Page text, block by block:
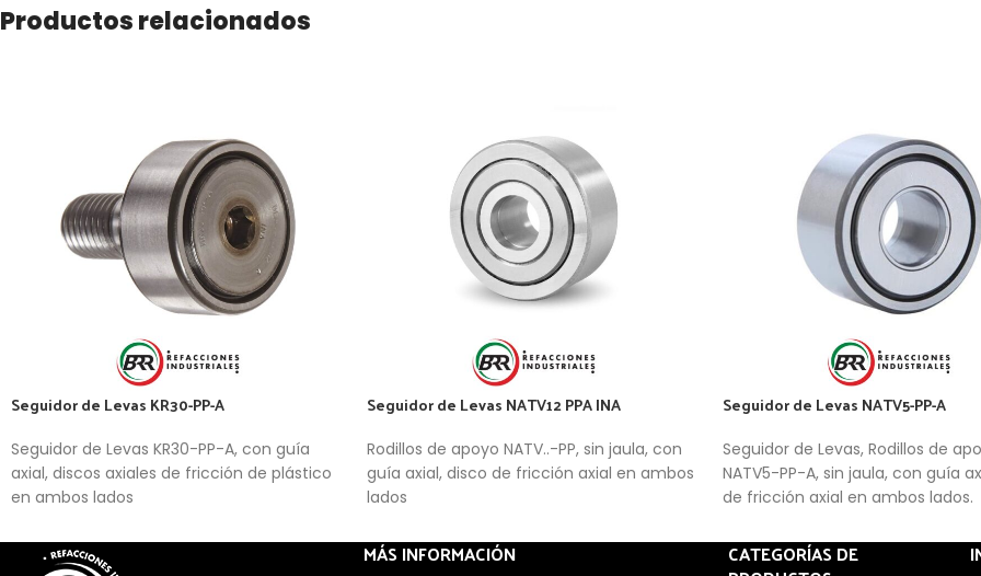
Productos relacionados
Seguidor de Levas KR30-PP-A
Seguidor de Levas KR30-PP-A, con guía
axial, discos axiales de fricción de plástico
en ambos lados
Seguidor de Levas NATV12 PPA INA
Rodillos de apoyo NATV..-PP, sin jaula, con
guía axial, disco de fricción axial en ambos
lados
Seguidor de Levas NATV5-PP-A
Seguidor de Levas, Rodillos de
NATV5-PP-A, sin jaula, con guía
de fricción axial en ambos lados.
MÁS INFORMACIÓN CATEGORÍAS DE